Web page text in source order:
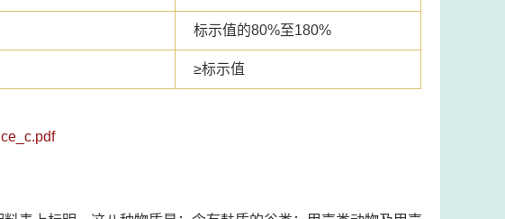
标示值的80%至180%
≥标示值